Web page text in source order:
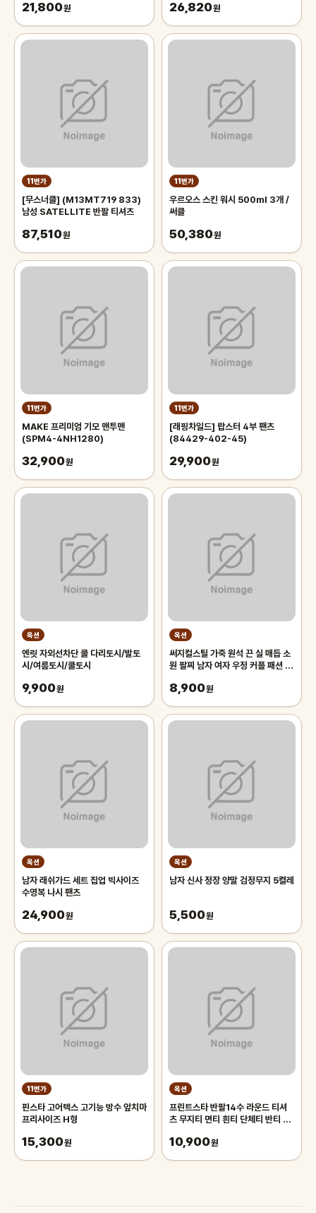
21,800원 26,820원
11번가
[무스너클] (M13MT719 833)
남성 SATELLITE 반팔 티셔츠
87,510원
11번가
우르오스 스킨 워시 500ml 3개 /
써클
50,380원
11번가
MAKE 프리미엄 기모 맨투맨
(SPM4-4NH1280)
32,900원
11번가
[래핑차일드] 랍스터 4부 팬츠
(84429-402-45)
29,900원
옥션
엔릿 자외선차단 쿨 다리토시/발토
시/여름토시/쿨토시
9,900원
옥션
써지컬스틸 가죽 원석 끈 실 매듭 소
원 팔찌 남자 여자 우정 커플 패션 체
8,900원
옥션
남자 래쉬가드 세트 집업 빅사이즈
수영복 나시 팬츠
24,900원
옥션
남자 신사 정장 양말 검정무지 5켤레
5,500원
11번가
핀스타 고어텍스 고기능 방수 앞치마
프리사이즈 H형
15,300원
옥션
프린트스타 반팔14수 라운드 티셔
츠 무지티 면티 흰티 단체티 반티 아
10,900원